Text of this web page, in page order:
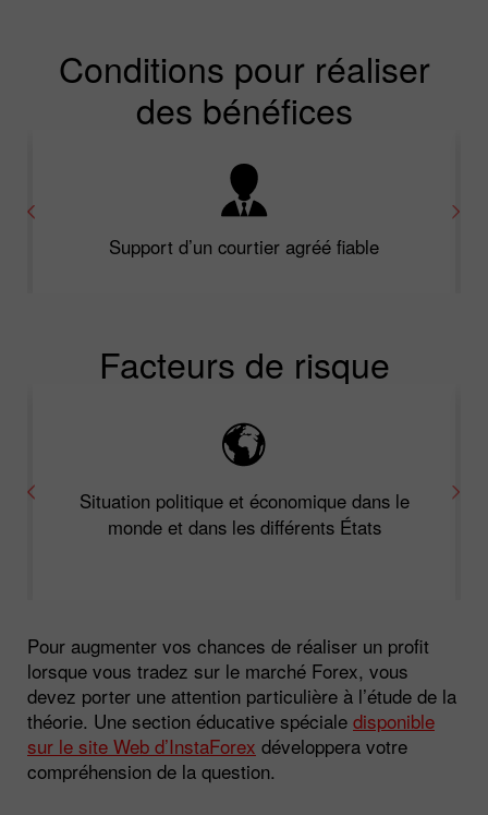
Conditions pour réaliser
des bénéfices
Support d’un courtier agréé fiable
Facteurs de risque
Situation politique et économique dans le
monde et dans les différents États
Pour augmenter vos chances de réaliser un profit
lorsque vous tradez sur le marché Forex, vous
devez porter une attention particulière à l’étude de la
théorie. Une section éducative spéciale disponible
sur le site Web d’InstaForex développera votre
compréhension de la question.